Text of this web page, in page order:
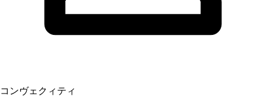
コンヴェクィティ